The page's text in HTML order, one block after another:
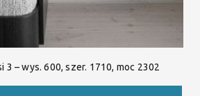
3 – wys. 600, szer. 1710, moc 2302